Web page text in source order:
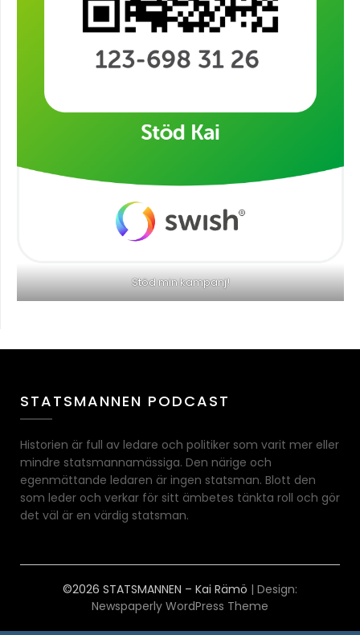
Stöd min kampanj!
STATSMANNEN PODCAST
Historien är full av ledare och politiker som varit mer eller
mindre statsmannamässiga. Den närige och
egenmättande ledaren är ingen statsman. Blott den
som leder och verkar för sitt ämbetes tänkta roll och gör
det väl är en värdig statsman.
©2026 STATSMANNEN – Kai Rämö | Design:
Newspaperly WordPress Theme